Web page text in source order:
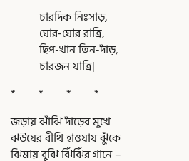
চারদিক নিঃসাড়,
ঘোর-ঘোর রাত্রি,
ছিপ-খান তিন-দাঁড়,
চারজন যাত্রি|
* * * *
জড়ায় ঝাঁঝি দাঁড়ের মুখে
ঝউয়ের বীথি হাওয়ায় ঝুঁকে
ঝিমায় বুঝি ঝিঁঝিঁর গানে –